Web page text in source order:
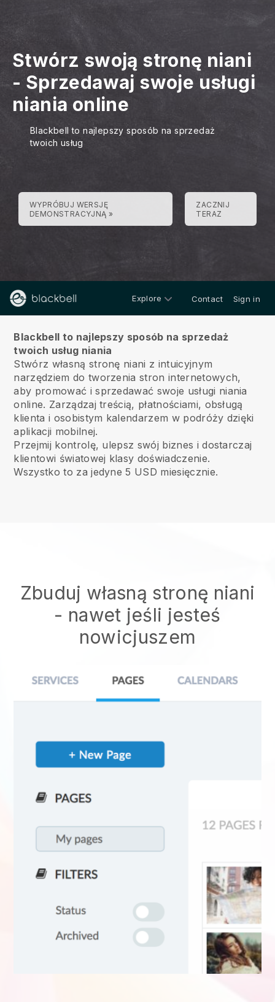
Stwórz swoją stronę niani
- Sprzedawaj swoje usługi
niania online
Blackbell to najlepszy sposób na sprzedaż
twoich usług
WYPRÓBUJ WERSJĘ
DEMONSTRACYJNĄ »
ZACZNIJ
TERAZ
Explore Contact Sign in
Blackbell to najlepszy sposób na sprzedaż
twoich usług niania
Stwórz własną stronę niani z intuicyjnym
narzędziem do tworzenia stron internetowych,
aby promować i sprzedawać swoje usługi niania
online. Zarządzaj treścią, płatnościami, obsługą
klienta i osobistym kalendarzem w podróży dzięki
aplikacji mobilnej.
Przejmij kontrolę, ulepsz swój biznes i dostarczaj
klientowi światowej klasy doświadczenie.
Wszystko to za jedyne 5 USD miesięcznie.
Zbuduj własną stronę niani
- nawet jeśli jesteś
nowicjuszem